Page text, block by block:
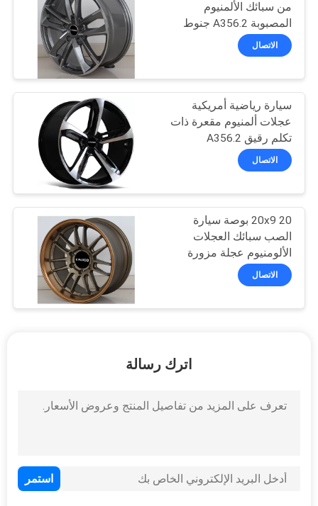
من سبائك الألمنيوم
المصبوبة A356.2 جنوط
ألمنيوم
الاتصال
سيارة رياضية أمريكية
عجلات ألمنيوم مقعرة ذات
تكلم رقيق A356.2
ألومنيوم 19 بوصة
الاتصال
20x9 20 بوصة سيارة
الصب سبائك العجلات
الألومنيوم عجلة مزورة
الاتصال
اترك رسالة